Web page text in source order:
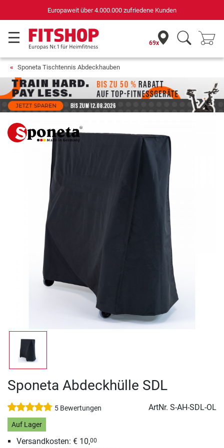
zufriedene Kunden
69x
Sponeta Tischtennis Abdeckhauben
Sponeta Abdeckhülle SDL
5 Bewertungen ArtNr. S-AH-SDL-OL
Auf Lager
Versandkosten: € 10,00